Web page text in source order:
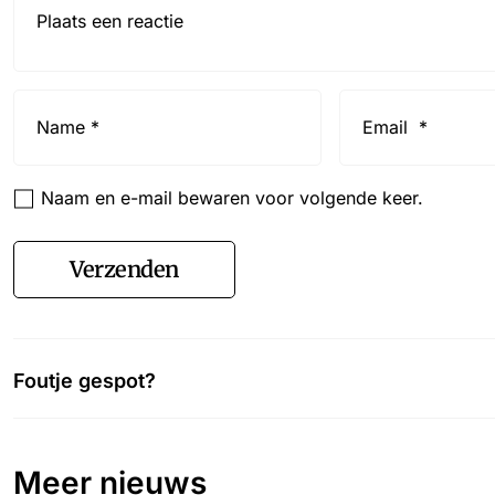
Naam en e-mail bewaren voor volgende keer.
Verzenden
Foutje gespot?
Meer nieuws